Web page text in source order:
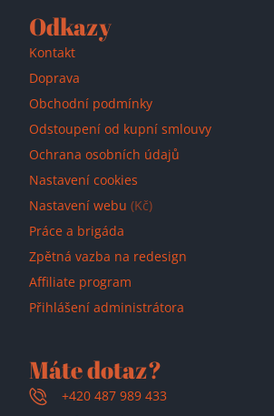
Přidáno do
Odkazy
Kontakt
Doprava
Obchodní podmínky
Odstoupení od kupní smlouvy
Ochrana osobních údajů
Nastavení cookies
Nastavení webu (Kč)
Práce a brigáda
Zpětná vazba na redesign
Affiliate program
Přihlášení administrátora
Máte dotaz?
+420 487 989 433